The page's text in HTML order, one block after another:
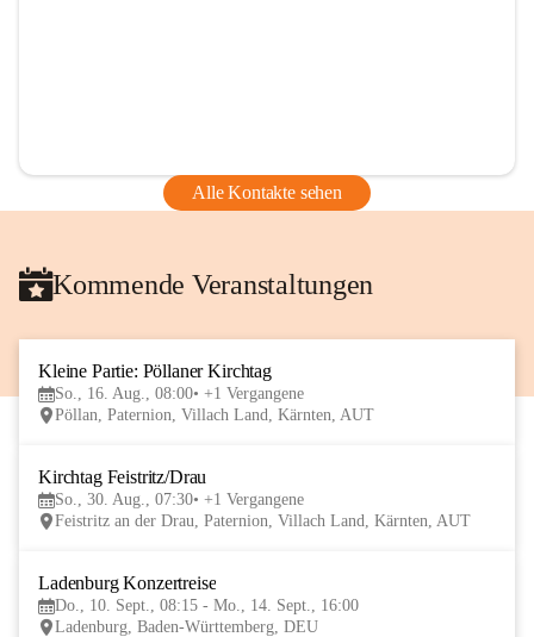
Alle Kontakte sehen
Kommende Veranstaltungen
Kleine Partie: Pöllaner Kirchtag
So., 16. Aug., 08:00 +1 Vergangene
Pöllan, Paternion, Villach Land, Kärnten, AUT
Kirchtag Feistritz/Drau
So., 30. Aug., 07:30 +1 Vergangene
Feistritz an der Drau, Paternion, Villach Land, Kärnten, AUT
Ladenburg Konzertreise
Do., 10. Sept., 08:15 - Mo., 14. Sept., 16:00
Ladenburg, Baden-Württemberg, DEU